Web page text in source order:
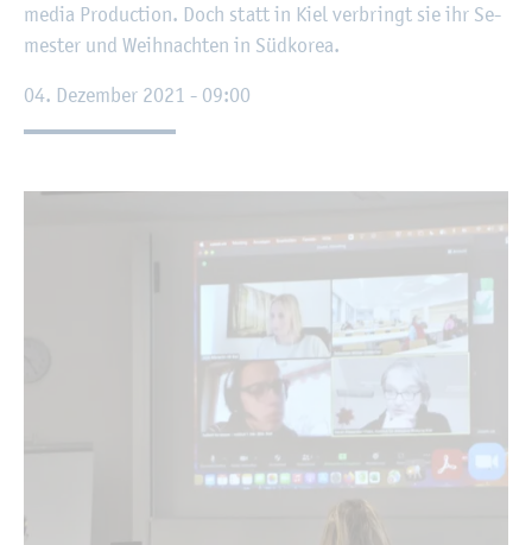
me­dia Pro­duc­tion. Doch statt in Kiel ver­bringt sie ihr Se­
mes­ter und Weih­nach­ten in Süd­ko­rea.
04. De­zem­ber 2021 - 09:00